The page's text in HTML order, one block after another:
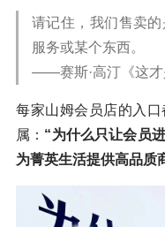
请记住，我们售卖
服务或某个东西。
——赛斯·高汀《这才
每家山姆会员店的入
属： “为什么只让会员
为菁英生活提供高品质